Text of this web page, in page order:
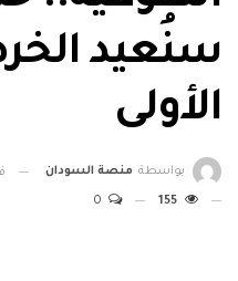
سنُعيد
الأولى
بواسطة منصة السودان
155